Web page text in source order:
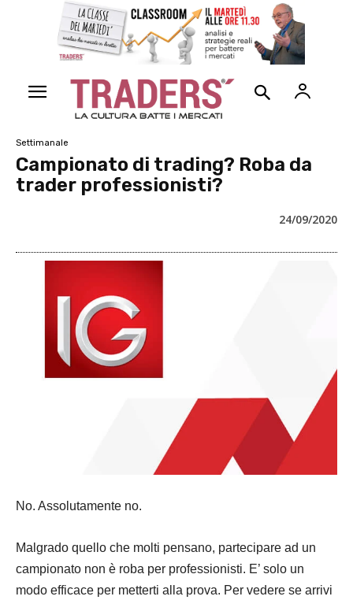
Settimanale
Campionato di trading? Roba da
trader professionisti?
24/09/2020
No. Assolutamente no.
Malgrado quello che molti pensano, partecipare ad un
campionato non è roba per professionisti. E’ solo un
modo efficace per metterti alla prova. Per vedere se arrivi